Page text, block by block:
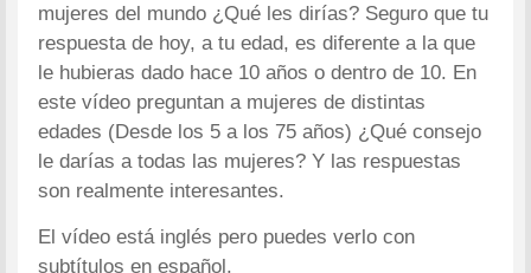
mujeres del mundo ¿Qué les dirías? Seguro que tu
respuesta de hoy, a tu edad, es diferente a la que
le hubieras dado hace 10 años o dentro de 10. En
este vídeo preguntan a mujeres de distintas
edades (Desde los 5 a los 75 años) ¿Qué consejo
le darías a todas las mujeres? Y las respuestas
son realmente interesantes.
El vídeo está inglés pero puedes verlo con
subtítulos en español.